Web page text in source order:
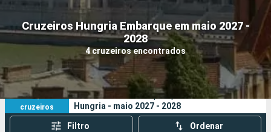
Cruzeiros Hungria Embarque em maio 2027 -
2028
4 cruzeiros encontrados
Quando ir?
Data de partida
Cidades Companhias
Pesquisar
4
cruzeiros
Os seus critérios de pesquisa:
Hungria - maio 2027 - 2028
Filtro Ordenar